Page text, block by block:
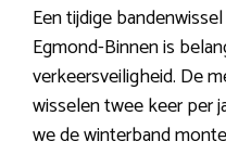
Een tijdige
Egmond-Binnen is
verkeersveiligheid. De
wisselen twee keer per
we de winterband